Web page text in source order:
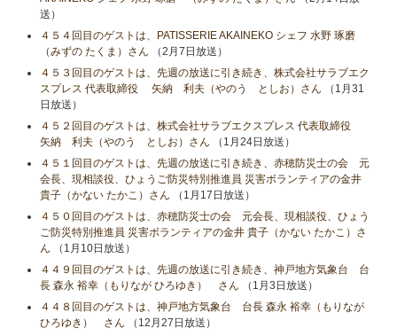
送）
４５４回目のゲストは、PATISSERIE AKAINEKO シェフ 水野 琢磨
（みずの たくま）さん （2月7日放送）
４５３回目のゲストは、先週の放送に引き続き、株式会社サラブエク
スプレス 代表取締役 矢納 利夫（やのう としお）さん （1月31
日放送）
４５２回目のゲストは、株式会社サラブエクスプレス 代表取締役
矢納 利夫（やのう としお）さん （1月24日放送）
４５１回目のゲストは、先週の放送に引き続き、赤穂防災士の会 元
会長、現相談役、ひょうご防災特別推進員 災害ボランティアの金井
貴子（かない たかこ）さん （1月17日放送）
４５０回目のゲストは、赤穂防災士の会 元会長、現相談役、ひょう
ご防災特別推進員 災害ボランティアの金井 貴子（かない たかこ）さ
ん （1月10日放送）
４４９回目のゲストは、先週の放送に引き続き、神戸地方気象台 台
長 森永 裕幸（もりなが ひろゆき） さん （1月3日放送）
４４８回目のゲストは、神戸地方気象台 台長 森永 裕幸（もりなが
ひろゆき） さん （12月27日放送）